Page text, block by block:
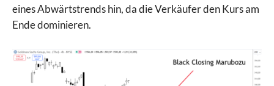
eines Abwärtstrends hin, da die Verkäufer den Kurs am
Ende dominieren.